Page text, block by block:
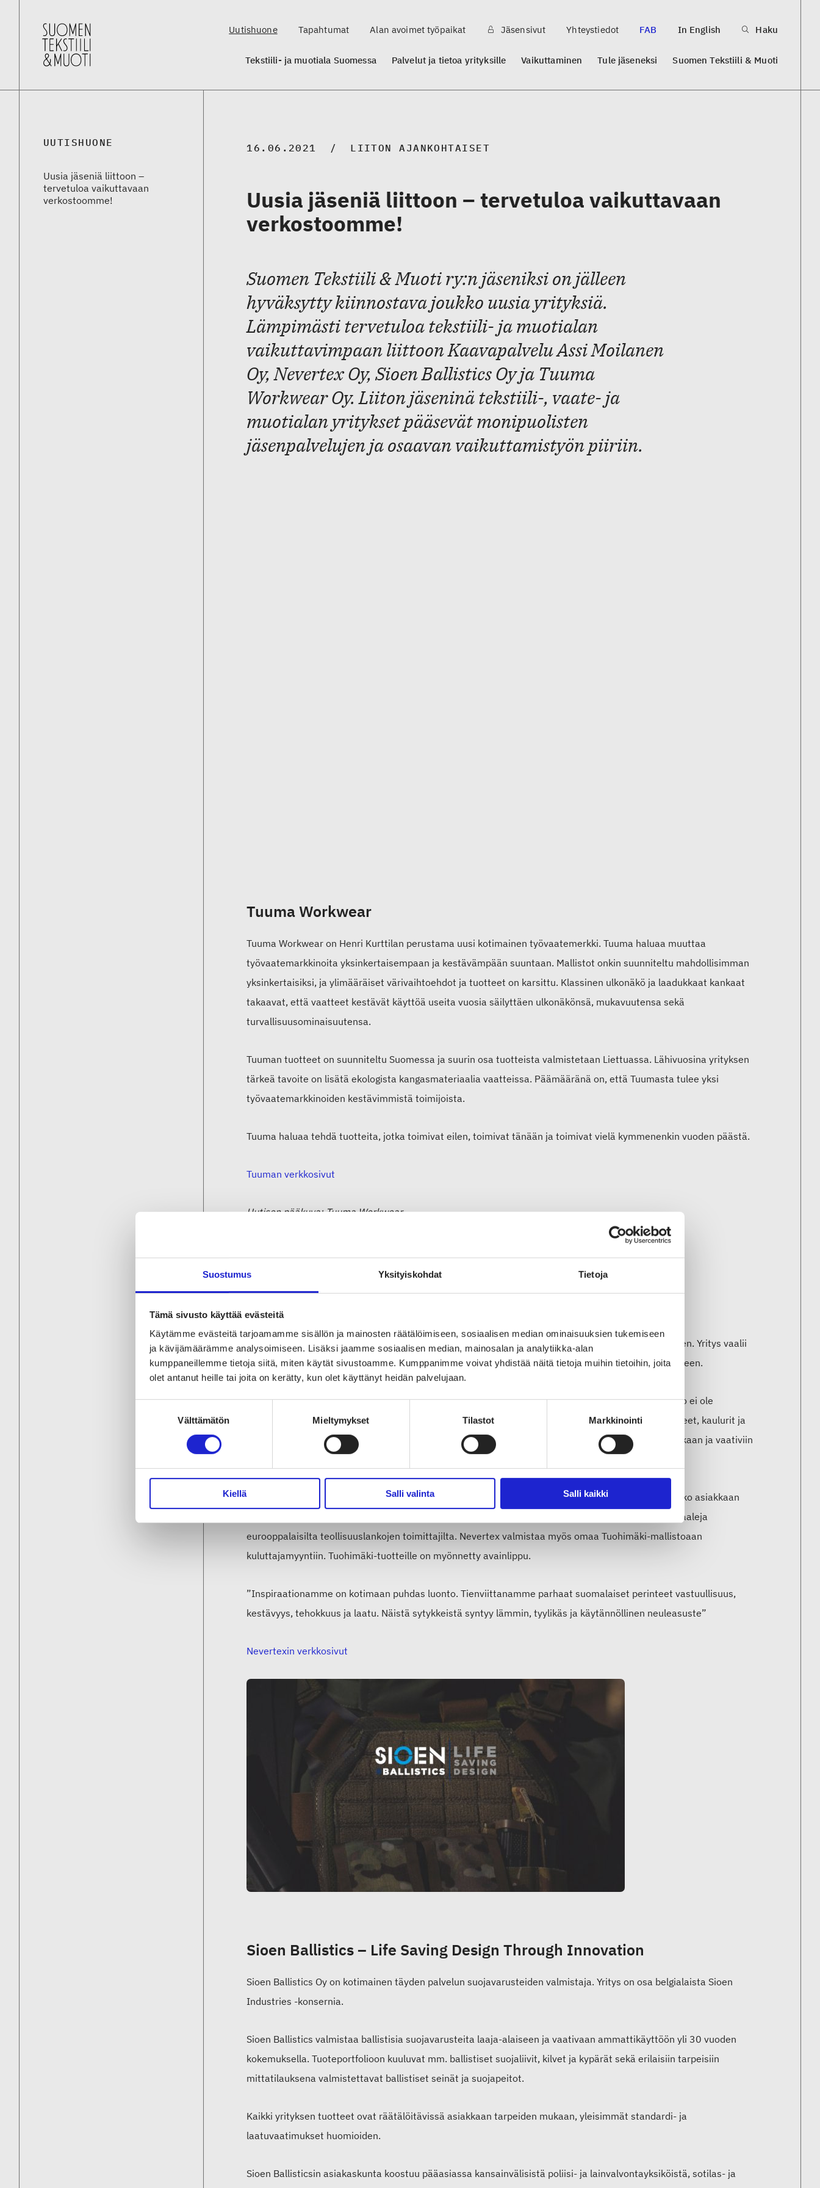
Suostumus Yksityiskohdat Tietoja
Tämä sivusto käyttää evästeitä
Käytämme evästeitä tarjoamamme sisällön ja mainosten räätälöimiseen, sosiaalisen median ominaisuuksien tukemiseen
ja kävijämäärämme analysoimiseen. Lisäksi jaamme sosiaalisen median, mainosalan ja analytiikka-alan
kumppaneillemme tietoja siitä, miten käytät sivustoamme. Kumppanimme voivat yhdistää näitä tietoja muihin tietoihin, joita
olet antanut heille tai joita on kerätty, kun olet käyttänyt heidän palvelujaan.
Välttämätön Mieltymykset Tilastot Markkinointi
Kiellä Salli valinta Salli kaikki
Uutishuone Tapahtumat Alan avoimet työpaikat Jäsensivut Yhteystiedot FAB In English Haku
Tekstiili- ja muotiala Suomessa Palvelut ja tietoa yrityksille Vaikuttaminen Tule jäseneksi Suomen Tekstiili & Muoti
UUTISHUONE
Uusia jäseniä liittoon –
tervetuloa vaikuttavaan
verkostoomme!
16.06.2021 LIITON AJANKOHTAISET
Uusia jäseniä liittoon – tervetuloa vaikuttavaan
verkostoomme!
Suomen Tekstiili & Muoti ry:n jäseniksi on jälleen
hyväksytty kiinnostava joukko uusia yrityksiä.
Lämpimästi tervetuloa tekstiili- ja muotialan
vaikuttavimpaan liittoon Kaavapalvelu Assi Moilanen
Oy, Nevertex Oy, Sioen Ballistics Oy ja Tuuma
Workwear Oy. Liiton jäseninä tekstiili-, vaate- ja
muotialan yritykset pääsevät monipuolisten
jäsenpalvelujen ja osaavan vaikuttamistyön piiriin.
Tuuma Workwear
Tuuma Workwear on Henri Kurttilan perustama uusi kotimainen työvaatemerkki. Tuuma haluaa muuttaa
työvaatemarkkinoita yksinkertaisempaan ja kestävämpään suuntaan. Mallistot onkin suunniteltu mahdollisimman
yksinkertaisiksi, ja ylimääräiset värivaihtoehdot ja tuotteet on karsittu. Klassinen ulkonäkö ja laadukkaat kankaat
takaavat, että vaatteet kestävät käyttöä useita vuosia säilyttäen ulkonäkönsä, mukavuutensa sekä
turvallisuusominaisuutensa.
Tuuman tuotteet on suunniteltu Suomessa ja suurin osa tuotteista valmistetaan Liettuassa. Lähivuosina yrityksen
tärkeä tavoite on lisätä ekologista kangasmateriaalia vaatteissa. Päämääränä on, että Tuumasta tulee yksi
työvaatemarkkinoiden kestävimmistä toimijoista.
Tuuma haluaa tehdä tuotteita, jotka toimivat eilen, toimivat tänään ja toimivat vielä kymmenenkin vuoden päästä.
Tuuman verkkosivut
Uutisen pääkuva: Tuuma Workwear
Nevertex
Nevertex valmistaa neuleasusteita läpinäkyvästi, vastuullisesti ihmisläheisesti ja juuriinsa tukeutuen. Yritys vaalii
perinteisiä arvoja ja tarjoaa mahdollisuuden aitoon, välittömään, henkilökohtaiseen vuorovaikutukseen.
Nevertex valmistaa laadukkaita talviasusteita 35 vuoden kokemuksella. Vaikka Nevertexin tuotanto ei ole
massatuotantoa, se on tehokasta ja ripeää. Yrityksen päätuotteita ovat merinovillaiset pipot, käsineet, kaulurit ja
huivit. Valikoimassa on neuleasusteita lapsille ja aikuisille, kaikkiin vuodenaikoihin, työstä vapaa-aikaan ja vaativiin
Nevertex valmistaa pääasiallisesti räätälöityjä neuleasustemallistoja jälleenmyyjille ja yrityksille joko asiakkaan
oman tai suunnittelijansa mallin mukaan. Yritys käyttää testattuja, turvallisia ja sertifioituja materiaaleja
eurooppalaisilta teollisuuslankojen toimittajilta. Nevertex valmistaa myös omaa Tuohimäki-mallistoaan
kuluttajamyyntiin. Tuohimäki-tuotteille on myönnetty avainlippu.
”Inspiraationamme on kotimaan puhdas luonto. Tienviittanamme parhaat suomalaiset perinteet vastuullisuus,
kestävyys, tehokkuus ja laatu. Näistä sytykkeistä syntyy lämmin, tyylikäs ja käytännöllinen neuleasuste”
Nevertexin verkkosivut
Sioen Ballistics – Life Saving Design Through Innovation
Sioen Ballistics Oy on kotimainen täyden palvelun suojavarusteiden valmistaja. Yritys on osa belgialaista Sioen
Industries -konsernia.
Sioen Ballistics valmistaa ballistisia suojavarusteita laaja-alaiseen ja vaativaan ammattikäyttöön yli 30 vuoden
kokemuksella. Tuoteportfolioon kuuluvat mm. ballistiset suojaliivit, kilvet ja kypärät sekä erilaisiin tarpeisiin
mittatilauksena valmistettavat ballistiset seinät ja suojapeitot.
Kaikki yrityksen tuotteet ovat räätälöitävissä asiakkaan tarpeiden mukaan, yleisimmät standardi- ja
laatuvaatimukset huomioiden.
Sioen Ballisticsin asiakaskunta koostuu pääasiassa kansainvälisistä poliisi- ja lainvalvontayksiköistä, sotilas- ja